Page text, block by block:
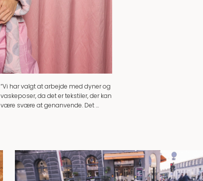
“Vi har valgt at arbejde med dyner og
vaskeposer, da det er tekstiler, der kan
være svære at genanvende. Det …